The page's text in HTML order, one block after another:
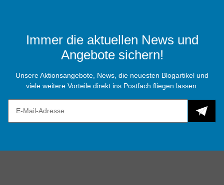
Immer die aktuellen News und
Angebote sichern!
Unsere Aktionsangebote, News, die neuesten Blogartikel und
viele weitere Vorteile direkt ins Postfach fliegen lassen.